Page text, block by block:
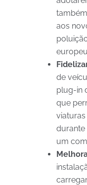
aos
de
plug-in
que
durante
um